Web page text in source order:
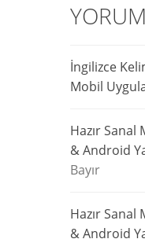
İngilizce
Mobil
Hazır Sanal
& Android
Bayır
Hazır Sanal
& Android